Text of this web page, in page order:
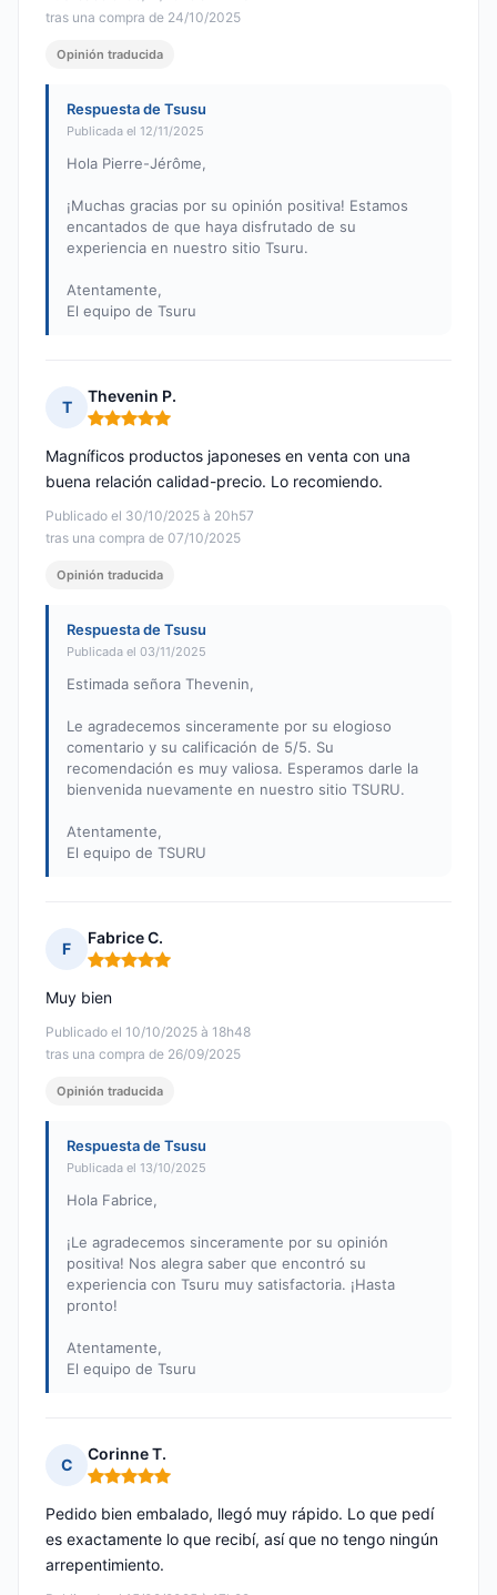
tras una compra de 24/10/2025
Opinión traducida
Respuesta de Tsusu
Publicada el 12/11/2025
Hola Pierre-Jérôme,
¡Muchas gracias por su opinión positiva! Estamos
encantados de que haya disfrutado de su
experiencia en nuestro sitio Tsuru.
Atentamente,
El equipo de Tsuru
T
Thevenin P.
Nota: 5 de 5
Publicado el 30/10/2025 à 20h57
tras una compra de 07/10/2025
Magníficos productos japoneses en venta con una
buena relación calidad-precio. Lo recomiendo.
Opinión traducida
Respuesta de Tsusu
Publicada el 03/11/2025
Estimada señora Thevenin,
Le agradecemos sinceramente por su elogioso
comentario y su calificación de 5/5. Su
recomendación es muy valiosa. Esperamos darle la
bienvenida nuevamente en nuestro sitio TSURU.
Atentamente,
El equipo de TSURU
F
Fabrice C.
Nota: 5 de 5
Publicado el 10/10/2025 à 18h48
tras una compra de 26/09/2025
Muy bien
Opinión traducida
Respuesta de Tsusu
Publicada el 13/10/2025
Hola Fabrice,
¡Le agradecemos sinceramente por su opinión
positiva! Nos alegra saber que encontró su
experiencia con Tsuru muy satisfactoria. ¡Hasta
pronto!
Atentamente,
El equipo de Tsuru
C
Corinne T.
Nota: 5 de 5
Pedido bien embalado, llegó muy rápido. Lo que pedí
es exactamente lo que recibí, así que no tengo ningún
arrepentimiento.